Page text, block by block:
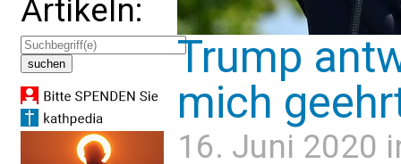
Artikeln:
Trump
mich
16. Juni 2020